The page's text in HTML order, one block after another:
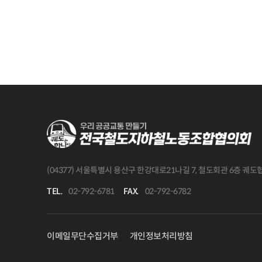
(04377) 서울특별시 용산구 한강대로21나길 7, 철도회관 6층 궤도
TEL. 02-792-6781 FAX. 02-792-6782
이메일무단수집거부 개인정보처리방침